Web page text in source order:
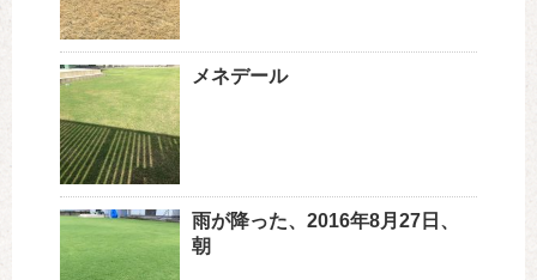
メネデール
雨が降った、2016年8月27日、
朝